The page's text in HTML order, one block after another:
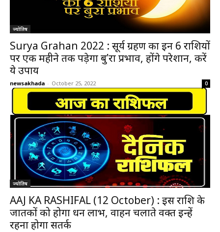
ज्योतिष
Surya Grahan 2022 : सूर्य ग्रहण का इन 6 राशियों
पर एक महीने तक पड़ेगा बु’रा प्रभाव, होंगे परेशान, करें
ये उपाय
newsakhada - October 25, 2022 0
ज्योतिष
AAJ KA RASHIFAL (12 October) : इस राशि के
जातकों को होगा धन लाभ, वाहन चलाते वक्त इन्हें
रहना होगा सतर्क